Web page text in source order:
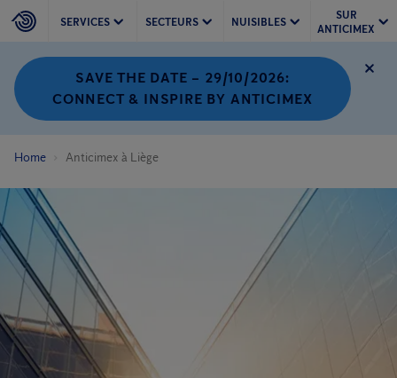
SERVICES SECTEURS NUISIBLES
SUR
ANTICIMEX
SAVE THE DATE – 29/10/2026:
CONNECT & INSPIRE BY ANTICIMEX
Home Anticimex à Liège